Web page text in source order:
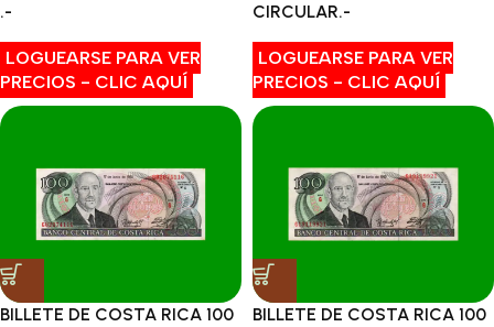
.-
LOGUEARSE PARA VER
PRECIOS - CLIC AQUÍ
CIRCULAR.-
LOGUEARSE PARA VER
PRECIOS - CLIC AQUÍ
BILLETE DE COSTA RICA 100
BILLETE DE COSTA RICA 100